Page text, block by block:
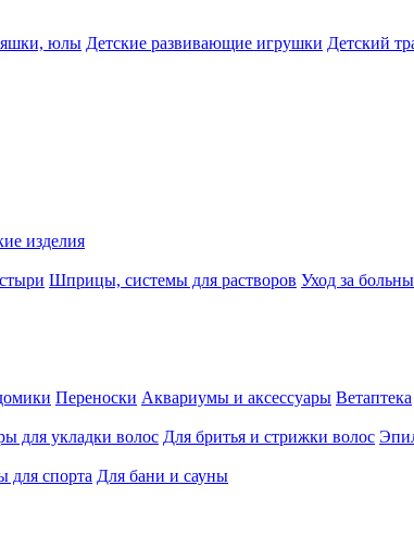
юлы Детские развивающие игрушки Детский
изделия
Шприцы, системы для растворов Уход за
Переноски Аквариумы и аксессуары Ветаптека
для укладки волос Для бритья и стрижки волос
для спорта Для бани и сауны